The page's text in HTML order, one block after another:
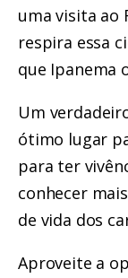
uma visita ao
respira essa
que Ipanema
Um
ótimo lugar
para ter
conhecer
de vida dos
Aproveite a